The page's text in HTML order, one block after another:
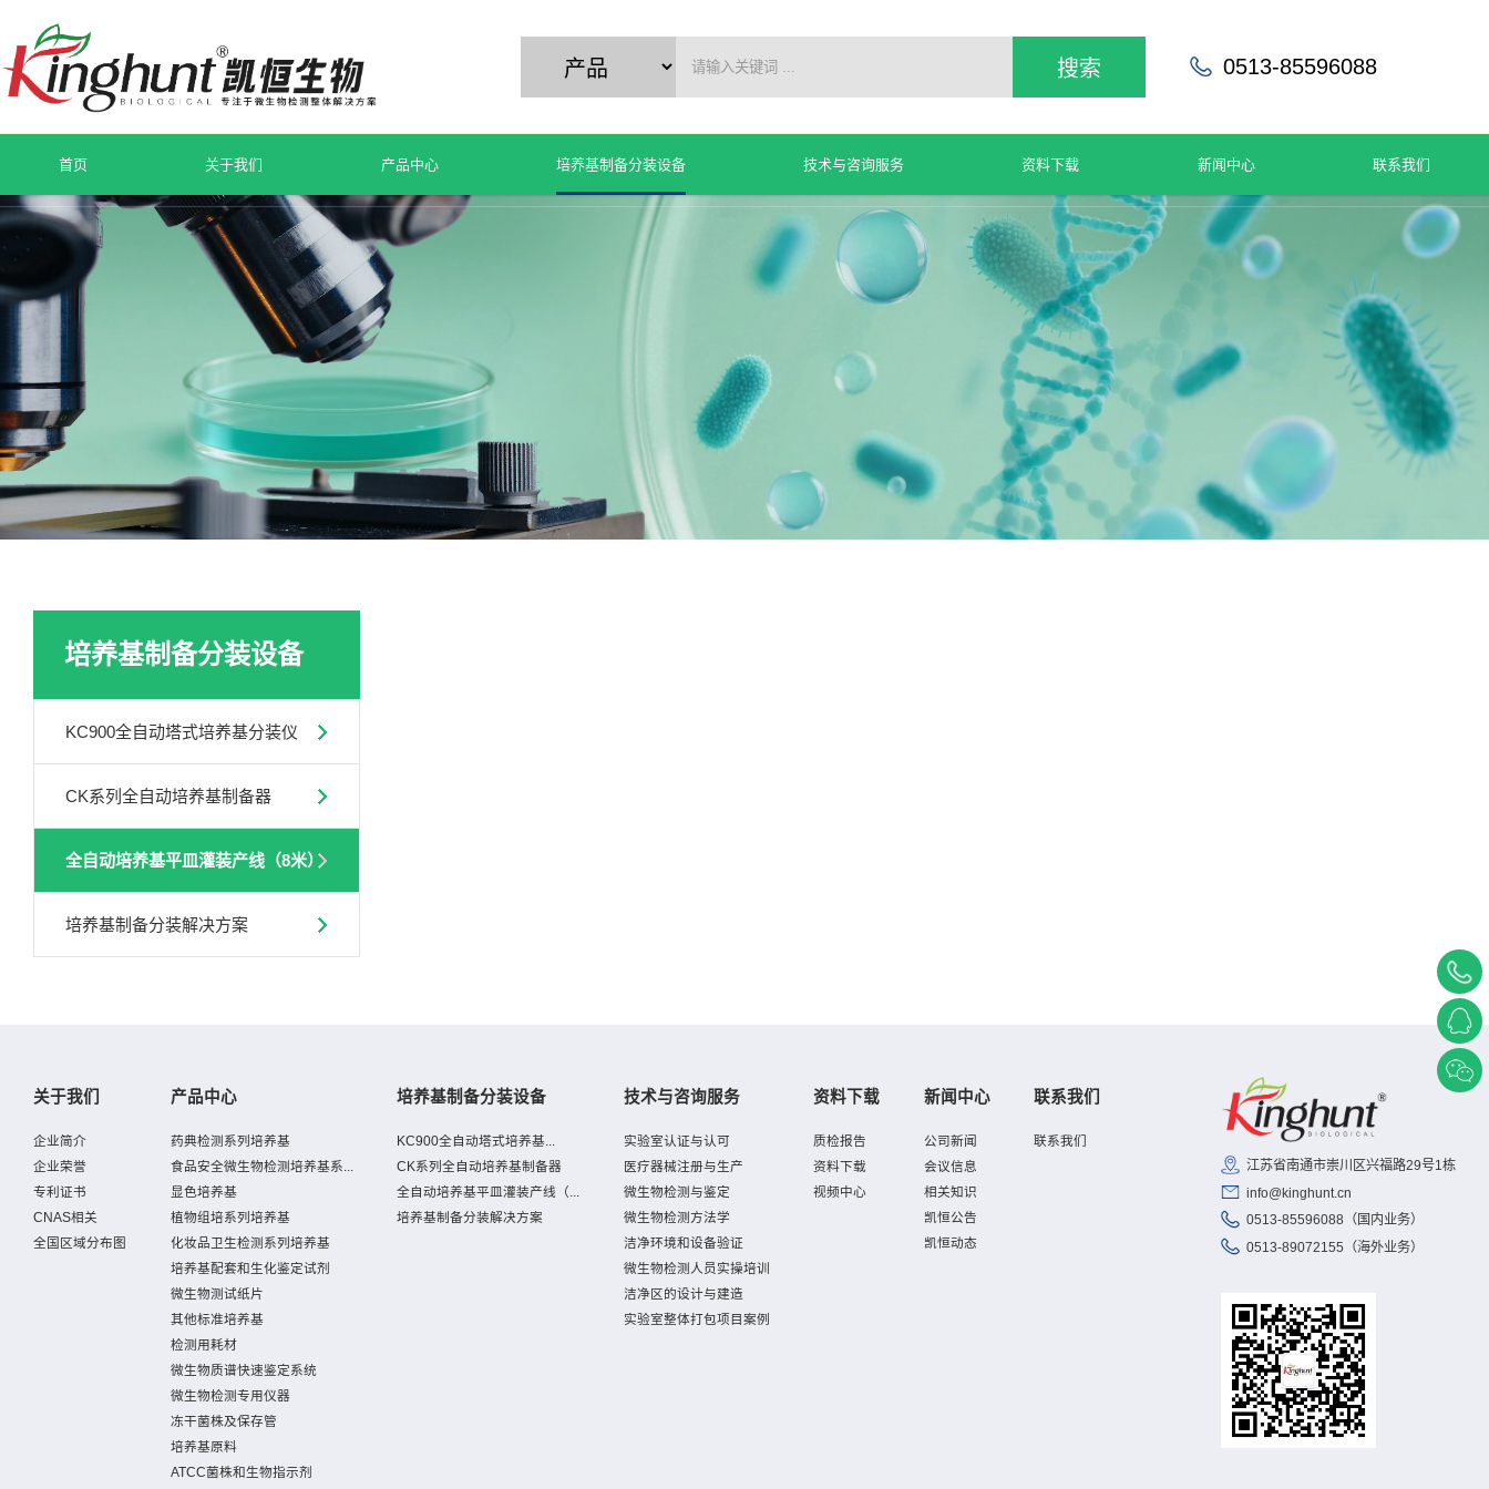
搜索 0513-85596088
首页 关于我们 产品中心 培养基制备分装设备 技术与咨询服务 资料下载 新闻中心 联系我们
培养基制备分装设备
KC900全自动塔式培养基分装仪
CK系列全自动培养基制备器
全自动培养基平皿灌装产线（8米）
培养基制备分装解决方案
关于我们
企业简介
企业荣誉
专利证书
CNAS相关
全国区域分布图
产品中心
药典检测系列培养基
食品安全微生物检测培养基系...
显色培养基
植物组培系列培养基
化妆品卫生检测系列培养基
培养基配套和生化鉴定试剂
微生物测试纸片
其他标准培养基
检测用耗材
微生物质谱快速鉴定系统
微生物检测专用仪器
冻干菌株及保存管
培养基原料
ATCC菌株和生物指示剂
培养基制备分装设备
KC900全自动塔式培养基...
CK系列全自动培养基制备器
全自动培养基平皿灌装产线（...
培养基制备分装解决方案
技术与咨询服务
实验室认证与认可
医疗器械注册与生产
微生物检测与鉴定
微生物检测方法学
洁净环境和设备验证
微生物检测人员实操培训
洁净区的设计与建造
实验室整体打包项目案例
资料下载
质检报告
资料下载
视频中心
新闻中心
公司新闻
会议信息
相关知识
凯恒公告
凯恒动态
联系我们
联系我们
江苏省南通市崇川区兴福路29号1栋
info@kinghunt.cn
0513-85596088（国内业务）
0513-89072155（海外业务）